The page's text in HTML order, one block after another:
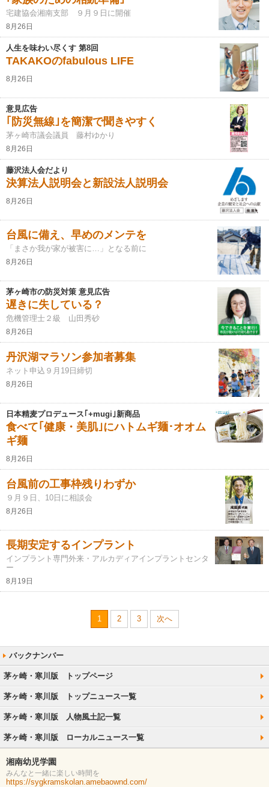
宅建協会湘南支部 ９月９日に開催
8月26日
人生を味わい尽くす 第8回
TAKAKOのfabulous LIFE
8月26日
意見広告
｢防災無線｣を簡潔で聞きやすく
茅ヶ崎市議会議員 藤村ゆかり
8月26日
藤沢法人会だより
決算法人説明会と新設法人説明会
8月26日
台風に備え、早めのメンテを
「まさか我が家が被害に…」となる前に
8月26日
茅ヶ崎市の防災対策 意見広告
遅きに失している？
危機管理士２級 山田秀砂
8月26日
丹沢湖マラソン参加者募集
ネット申込９月19日締切
8月26日
日本精麦プロデュース｢+mugi｣新商品
食べて｢健康・美肌｣にハトムギ麺･オオム
ギ麺
8月26日
台風前の工事枠残りわずか
９月９日、10日に相談会
8月26日
長期安定するインプラント
インプラント専門外来・アルカディアインプラントセンタ
ー
8月19日
1 2 3 次へ
茅ヶ崎・寒川版 トップページ
茅ヶ崎・寒川版 トップニュース一覧
茅ヶ崎・寒川版 人物風土記一覧
茅ヶ崎・寒川版 ローカルニュース一覧
湘南幼児学園
みんなと一緒に楽しい時間を
https://sygkramskolan.amebaownd.com/